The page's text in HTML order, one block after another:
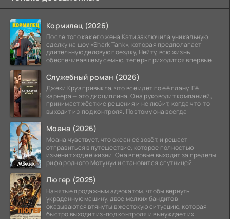
Кормилец (2026)
После того как его жена Кэти заключила уникальную
сделку на шоу «Shark Tank», которая предполагает
длительную деловую поездку, Нейту, всю жизнь
обеспечивавшему семью, теперь приходится впервые
Служебный роман (2026)
Джеки Круз привыкла, что всё идёт по её плану. Её
карьера — это дисциплина. Она руководит компанией,
принимает жёсткие решения и не любит, когда что‑то
выходит из‑под контроля. Поэтому она всегда
Моана (2026)
Моана чувствует, что океан её зовёт, и решает
отправиться в путешествие, которое полностью
изменит ход её жизни. Она впервые выходит за пределы
рифа родного Мотунуи и становится спутницей
Люгер (2025)
Нанятые продажным адвокатом, чтобы вернуть
украденную машину, двое мелких бандитов
оказываются втянуты в жестокую ситуацию, которая
быстро выходит из-под контроля и вынуждает их